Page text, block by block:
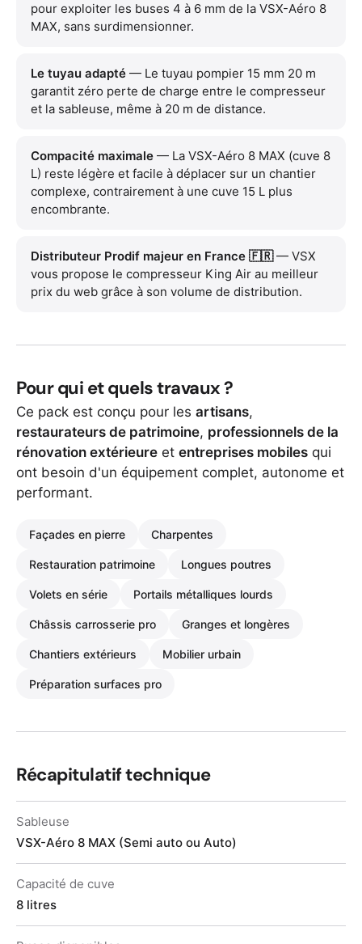
pour exploiter les buses 4 à 6 mm de la VSX-Aéro 8
MAX, sans surdimensionner.
Le tuyau adapté — Le tuyau pompier 15 mm 20 m
garantit zéro perte de charge entre le compresseur
et la sableuse, même à 20 m de distance.
Compacité maximale — La VSX-Aéro 8 MAX (cuve 8
L) reste légère et facile à déplacer sur un chantier
complexe, contrairement à une cuve 15 L plus
encombrante.
Distributeur Prodif majeur en France 🇫🇷— VSX
vous propose le compresseur King Air au meilleur
prix du web grâce à son volume de distribution.
Pour qui et quels travaux ?
Ce pack est conçu pour les artisans,
restaurateurs de patrimoine, professionnels de la
rénovation extérieure et entreprises mobiles qui
ont besoin d'un équipement complet, autonome et
performant.
Façades en pierre Charpentes
Restauration patrimoine Longues poutres
Volets en série Portails métalliques lourds
Châssis carrosserie pro Granges et longères
Chantiers extérieurs Mobilier urbain
Préparation surfaces pro
Récapitulatif technique
Sableuse
VSX-Aéro 8 MAX (Semi auto ou Auto)
Capacité de cuve
8 litres